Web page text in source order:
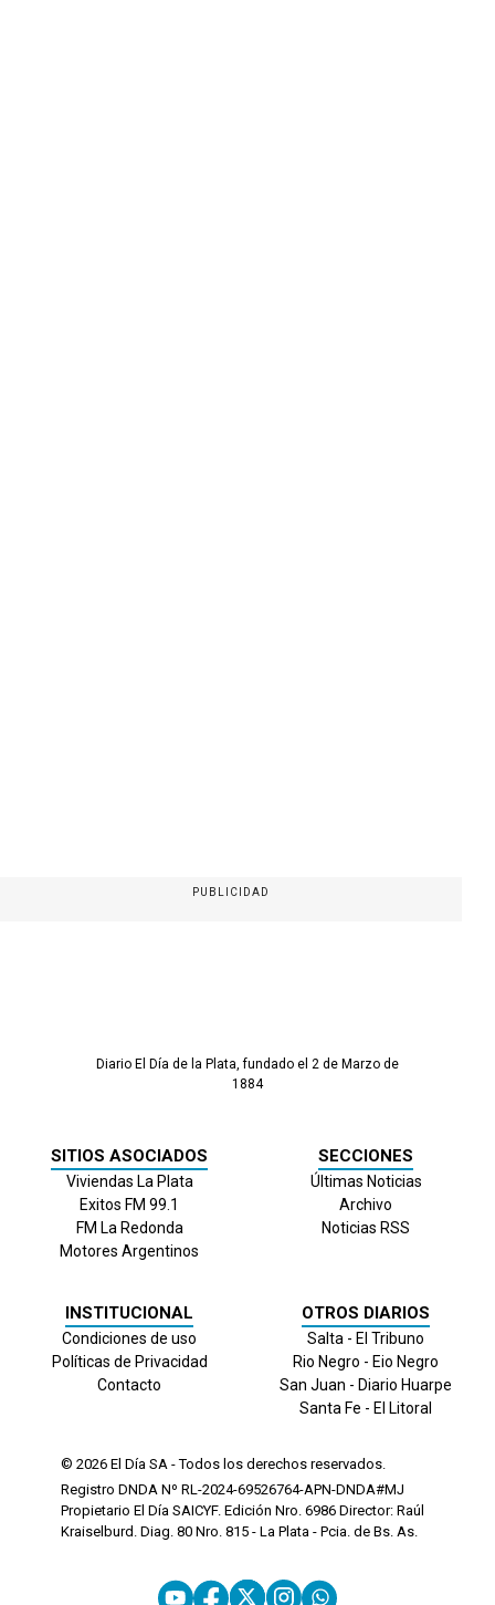
PUBLICIDAD
Diario El Día de la Plata, fundado el 2 de Marzo de
1884
SITIOS ASOCIADOS
Viviendas La Plata
Exitos FM 99.1
FM La Redonda
Motores Argentinos
SECCIONES
Últimas Noticias
Archivo
Noticias RSS
INSTITUCIONAL
Condiciones de uso
Políticas de Privacidad
Contacto
OTROS DIARIOS
Salta - El Tribuno
Rio Negro - Eio Negro
San Juan - Diario Huarpe
Santa Fe - El Litoral
© 2026 El Día SA - Todos los derechos reservados.
Registro DNDA Nº RL-2024-69526764-APN-DNDA#MJ
Propietario El Día SAICYF. Edición Nro. 6986 Director: Raúl
Kraiselburd. Diag. 80 Nro. 815 - La Plata - Pcia. de Bs. As.